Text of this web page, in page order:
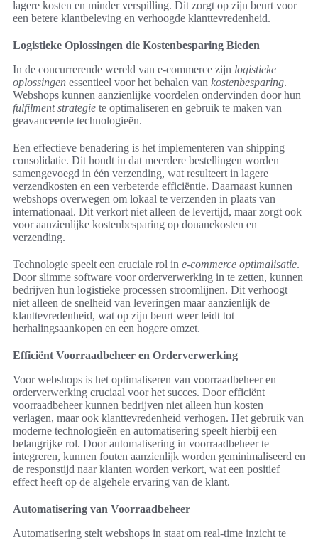
lagere kosten en minder verspilling. Dit zorgt op zijn beurt voor
een betere klantbeleving en verhoogde klanttevredenheid.
Logistieke Oplossingen die Kostenbesparing Bieden
In de concurrerende wereld van e-commerce zijn logistieke
oplossingen essentieel voor het behalen van kostenbesparing.
Webshops kunnen aanzienlijke voordelen ondervinden door hun
fulfilment strategie te optimaliseren en gebruik te maken van
geavanceerde technologieën.
Een effectieve benadering is het implementeren van shipping
consolidatie. Dit houdt in dat meerdere bestellingen worden
samengevoegd in één verzending, wat resulteert in lagere
verzendkosten en een verbeterde efficiëntie. Daarnaast kunnen
webshops overwegen om lokaal te verzenden in plaats van
internationaal. Dit verkort niet alleen de levertijd, maar zorgt ook
voor aanzienlijke kostenbesparing op douanekosten en
verzending.
Technologie speelt een cruciale rol in e-commerce optimalisatie.
Door slimme software voor orderverwerking in te zetten, kunnen
bedrijven hun logistieke processen stroomlijnen. Dit verhoogt
niet alleen de snelheid van leveringen maar aanzienlijk de
klanttevredenheid, wat op zijn beurt weer leidt tot
herhalingsaankopen en een hogere omzet.
Efficiënt Voorraadbeheer en Orderverwerking
Voor webshops is het optimaliseren van voorraadbeheer en
orderverwerking cruciaal voor het succes. Door efficiënt
voorraadbeheer kunnen bedrijven niet alleen hun kosten
verlagen, maar ook klanttevredenheid verhogen. Het gebruik van
moderne technologieën en automatisering speelt hierbij een
belangrijke rol. Door automatisering in voorraadbeheer te
integreren, kunnen fouten aanzienlijk worden geminimaliseerd en
de responstijd naar klanten worden verkort, wat een positief
effect heeft op de algehele ervaring van de klant.
Automatisering van Voorraadbeheer
Automatisering stelt webshops in staat om real-time inzicht te